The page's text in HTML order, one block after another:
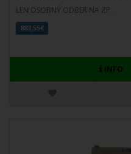
LEN OSOBNÝ ODBER NA ZP..
883,55€
INFO